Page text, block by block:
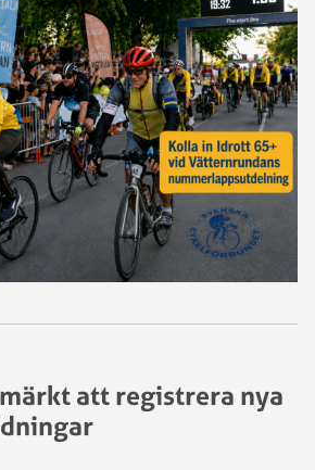
att registrera nya